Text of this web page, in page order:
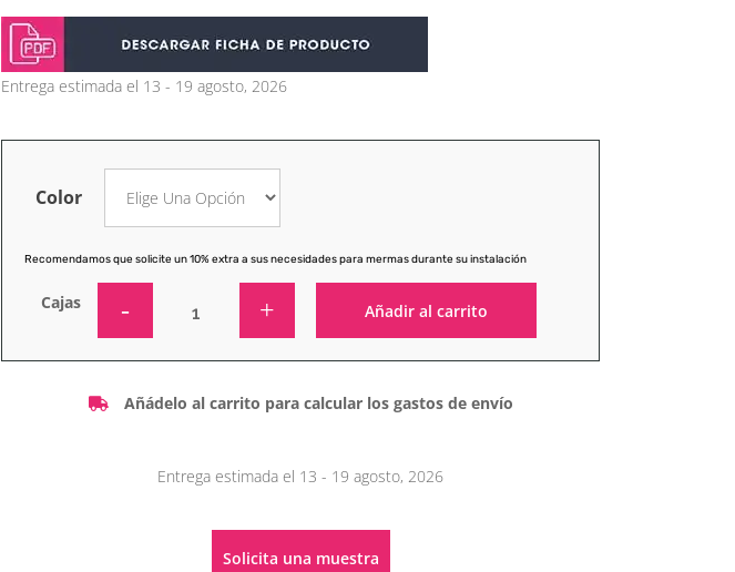
Entrega estimada el 13 - 19 agosto, 2026
Color
Recomendamos que solicite un 10% extra a sus necesidades para mermas durante su instalación
Cajas
Añadir al carrito
Añádelo al carrito para calcular los gastos de envío
Entrega estimada el 13 - 19 agosto, 2026
Solicita una muestra